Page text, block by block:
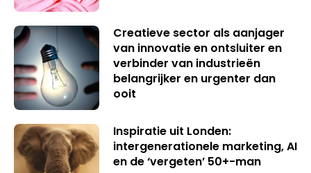
Creatieve sector als aanjager
van innovatie en ontsluiter en
verbinder van industrieën
belangrijker en urgenter dan
ooit
Inspiratie uit Londen:
intergenerationele marketing, AI
en de ‘vergeten’ 50+-man